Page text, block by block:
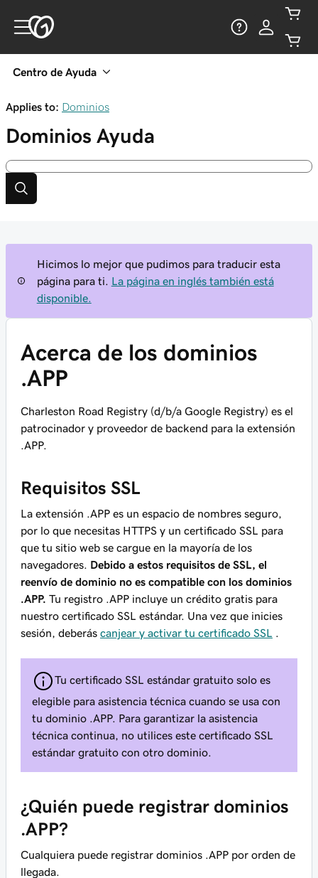
Centro de Ayuda
Applies to: Dominios
Dominios Ayuda
Hicimos lo mejor que pudimos para traducir esta
página para ti.
La página en inglés también está
disponible.
Acerca de los dominios
.APP
Charleston Road Registry (d/b/a Google Registry) es el
patrocinador y proveedor de backend para la extensión
.APP.
Requisitos SSL
La extensión .APP es un espacio de nombres seguro,
por lo que necesitas HTTPS y un certificado SSL para
que tu sitio web se cargue en la mayoría de los
navegadores. Debido a estos requisitos de SSL, el
reenvío de dominio no es compatible con los dominios
.APP. Tu registro .APP incluye un crédito gratis para
nuestro certificado SSL estándar. Una vez que inicies
sesión, deberás canjear y activar tu certificado SSL
Tu certificado SSL estándar gratuito solo es
elegible para asistencia técnica cuando se usa con
tu dominio .APP. Para garantizar la asistencia
técnica continua, no utilices este certificado SSL
estándar gratuito con otro dominio.
¿Quién puede registrar dominios
.APP?
Cualquiera puede registrar dominios .APP por orden de
llegada.